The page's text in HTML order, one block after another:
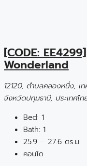
[CODE:
Wonderland
12120, ตำบลคลองหนึ่ง, เ
จังหวัดปทุมธานี, ประเทศไท
Bed: 1
Bath: 1
25.9 – 27.6 ตร.ม.
คอนโด